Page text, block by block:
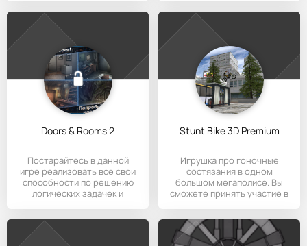
Doors & Rooms 2
Постарайтесь в данной
игре реализовать все свои
способности по решению
логических задачек и
Stunt Bike 3D Premium
Игрушка про гоночные
состязания в одном
большом мегаполисе. Вы
сможете принять участие в